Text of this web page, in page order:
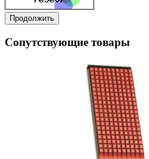
Продолжить
Сопутствующие товары